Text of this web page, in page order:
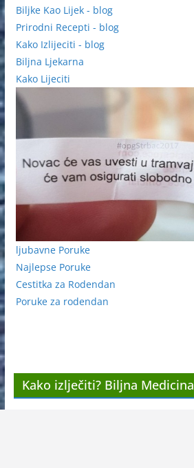
Biljke Kao Lijek - blog
Prirodni Recepti - blog
Kako Izlijeciti - blog
Biljna Ljekarna
Kako Lijeciti
ljubavne Poruke
Najlepse Poruke
Cestitka za Rodendan
Poruke za rodendan
Kako izlječiti? Biljna Medicina